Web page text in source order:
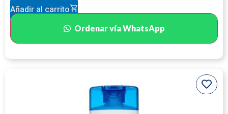
Añadir al carrito
Ordenar vía WhatsApp